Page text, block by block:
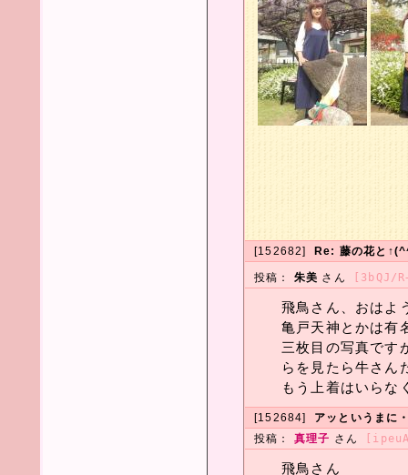
[152682] Re: 藤の花と
投稿： 朱美 さん [3bQJ/
飛鳥さん、おはよ
亀戸天神とかは有
三枚目の写真です
らを見たら牛さん
もう上着はいらな
[152684] アッというまに
投稿： 真理子 さん
飛鳥さん